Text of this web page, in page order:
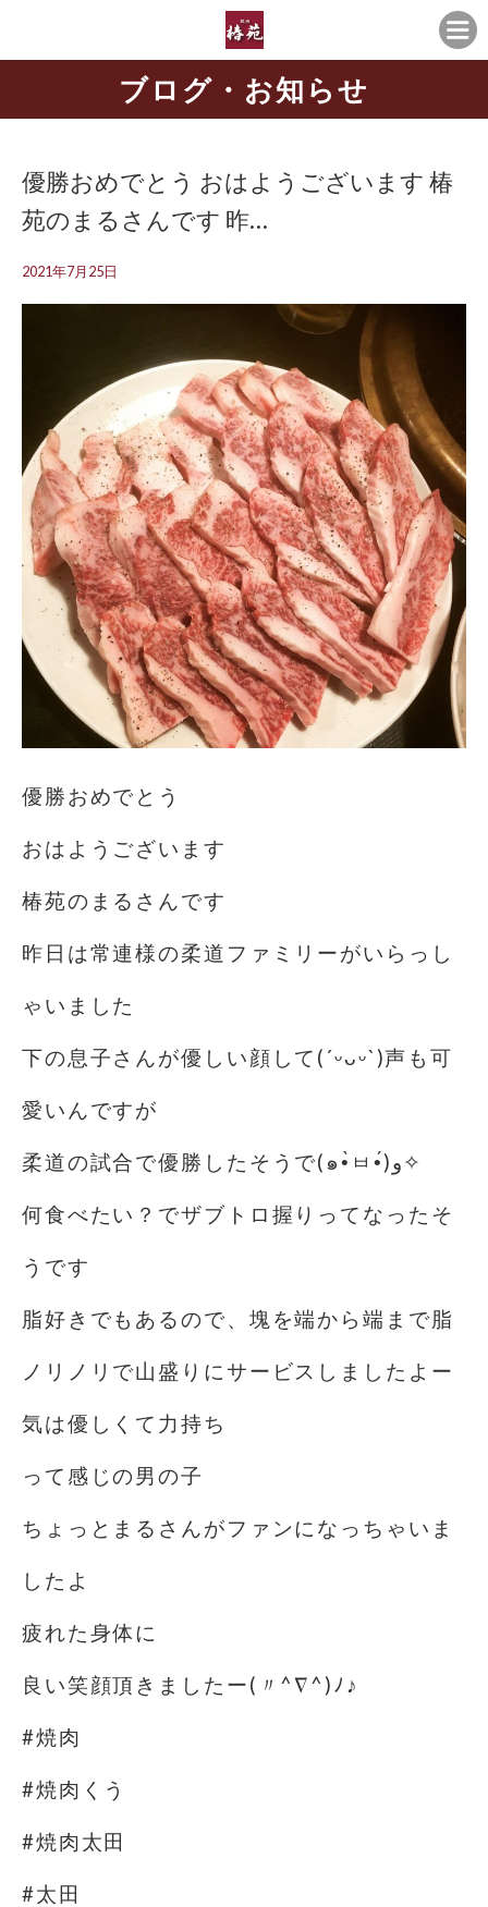
ブログ・お知らせ
優勝おめでとう おはようございます️ 椿
苑のまるさんです 昨…
2021年7月25日
優勝おめでとう
おはようございます️
椿苑のまるさんです
昨日は常連様の柔道ファミリーがいらっし
ゃいました
下の息子さんが優しい顔して(´ᵕᴗᵕ`)声も可
愛いんですが
柔道の試合で優勝したそうで(๑•̀ㅂ•́)و✧
何食べたい？でザブトロ握りってなったそ
うです
脂好きでもあるので、塊を端から端まで脂
ノリノリで山盛りにサービスしましたよー
気は優しくて力持ち
って感じの男の子
ちょっとまるさんがファンになっちゃいま
したよ
疲れた身体に
良い笑顔頂きましたー(〃^∇^)ﾉ♪
#焼肉
#焼肉くう
#焼肉太田
#太田